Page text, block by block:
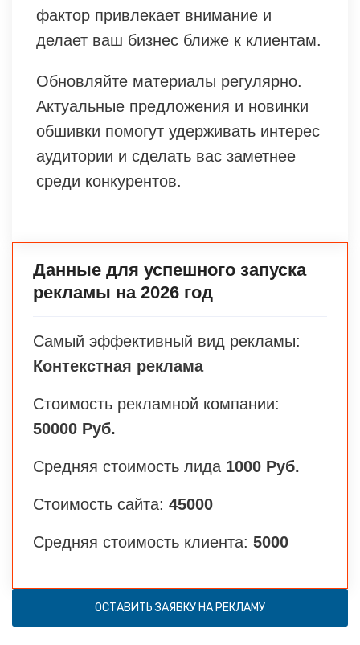
фактор привлекает внимание и
делает ваш бизнес ближе к клиентам.
Обновляйте материалы регулярно.
Актуальные предложения и новинки
обшивки помогут удерживать интерес
аудитории и сделать вас заметнее
среди конкурентов.
Данные для успешного запуска
рекламы на 2026 год
Самый эффективный вид рекламы:
Контекстная реклама
Стоимость рекламной компании:
50000 Руб.
Средняя стоимость лида 1000 Руб.
Стоимость сайта: 45000
Средняя стоимость клиента: 5000
ОСТАВИТЬ ЗАЯВКУ НА РЕКЛАМУ